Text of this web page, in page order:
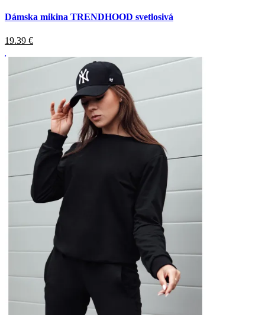
Dámska mikina TRENDHOOD svetlosivá
19.39 €